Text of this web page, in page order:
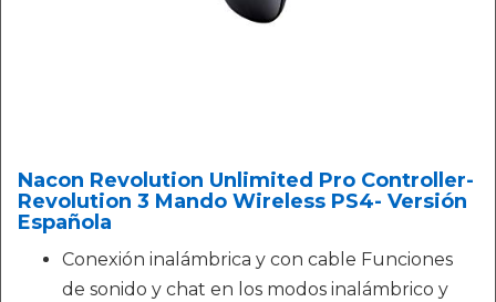
Nacon Revolution Unlimited Pro Controller-
Revolution 3 Mando Wireless PS4- Versión
Española
Conexión inalámbrica y con cable Funciones
de sonido y chat en los modos inalámbrico y